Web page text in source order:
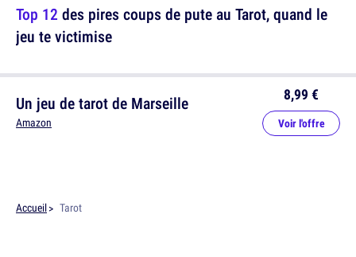
Top 12 des pires coups de pute au Tarot, quand le
jeu te victimise
Un jeu de tarot de Marseille
Amazon
8,99 €
Voir l'offre
Accueil Tarot